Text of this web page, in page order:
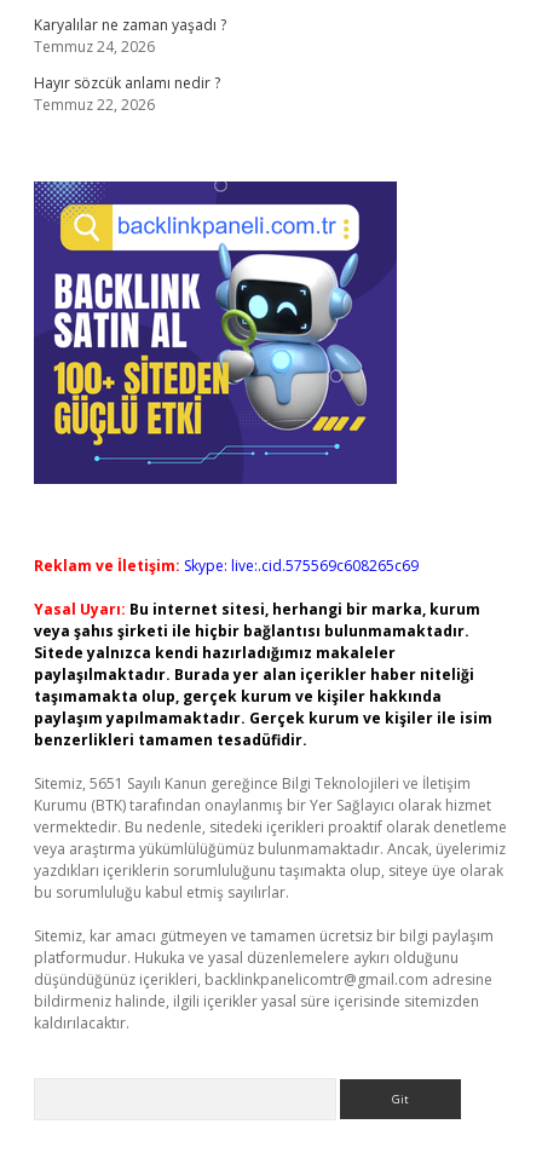
Karyalılar ne zaman yaşadı ?
Temmuz 24, 2026
Hayır sözcük anlamı nedir ?
Temmuz 22, 2026
Reklam ve İletişim: Skype: live:.cid.575569c608265c69
Yasal Uyarı: Bu internet sitesi, herhangi bir marka, kurum
veya şahıs şirketi ile hiçbir bağlantısı bulunmamaktadır.
Sitede yalnızca kendi hazırladığımız makaleler
paylaşılmaktadır. Burada yer alan içerikler haber niteliği
taşımamakta olup, gerçek kurum ve kişiler hakkında
paylaşım yapılmamaktadır. Gerçek kurum ve kişiler ile isim
benzerlikleri tamamen tesadüfidir.
Sitemiz, 5651 Sayılı Kanun gereğince Bilgi Teknolojileri ve İletişim
Kurumu (BTK) tarafından onaylanmış bir Yer Sağlayıcı olarak hizmet
vermektedir. Bu nedenle, sitedeki içerikleri proaktif olarak denetleme
veya araştırma yükümlülüğümüz bulunmamaktadır. Ancak, üyelerimiz
yazdıkları içeriklerin sorumluluğunu taşımakta olup, siteye üye olarak
bu sorumluluğu kabul etmiş sayılırlar.
Sitemiz, kar amacı gütmeyen ve tamamen ücretsiz bir bilgi paylaşım
platformudur. Hukuka ve yasal düzenlemelere aykırı olduğunu
düşündüğünüz içerikleri, backlinkpanelicomtr@gmail.com adresine
bildirmeniz halinde, ilgili içerikler yasal süre içerisinde sitemizden
kaldırılacaktır.